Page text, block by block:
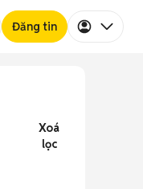
Đăng tin
Xoá
lọc